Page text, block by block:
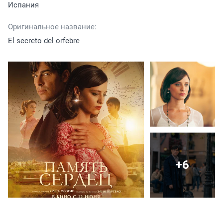
Испания
Оригинальное название:
El secreto del orfebre
+6